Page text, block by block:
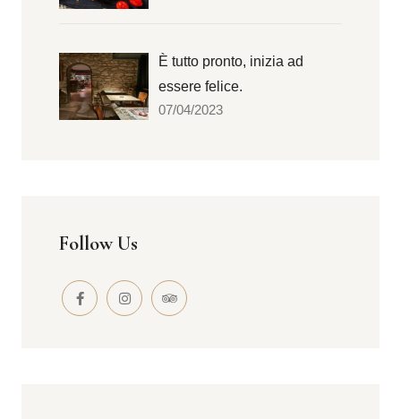
È tutto pronto, inizia ad
essere felice.
07/04/2023
Follow Us